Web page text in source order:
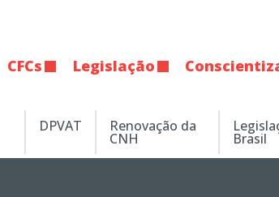
CFCs Legislação
DPVAT Renovação da
CNH Brasil